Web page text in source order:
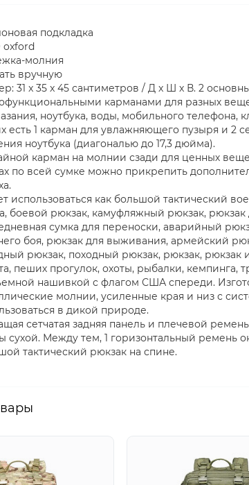
подкладка
oxford
молния
вручную
31 x 35 x 45 сантиметров / Д x Ш x В. 2
карманами для разных
ноутбука, воды, мобильного
есть 1 карман для увлажняющего пузыря и 2
ноутбука (диагональю до 17,3 дюйма).
карман на молнии сзади для ценных
по всей сумке можно прикрепить
использоваться как большой тактический
боевой рюкзак, камуфляжный рюкзак,
сумка для переноски, аварийный
боя, рюкзак для выживания, армейский
рюкзак, походный рюкзак, рюкзак,
пеших прогулок, охоты, рыбалки, кемпинга,
нашивкой с флагом США спереди.
молнии, усиленные края и низ с
в дикой природе.
сетчатая задняя панель и плечевой
сухой. Между тем, 1 горизонтальный ремень
тактический рюкзак на спине.